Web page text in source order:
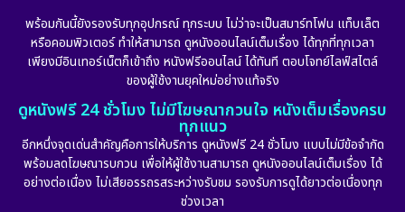
พร้อมกันนี้ยังรองรับทุกอุปกรณ์ ทุกระบบ ไม่ว่าจะเป็นสมาร์ทโฟน แท็บเล็ต
หรือคอมพิวเตอร์ ทำให้สามารถ ดูหนังออนไลน์เต็มเรื่อง ได้ทุกที่ทุกเวลา
เพียงมีอินเทอร์เน็ตก็เข้าถึง หนังฟรีออนไลน์ ได้ทันที ตอบโจทย์ไลฟ์สไตล์
ของผู้ใช้งานยุคใหม่อย่างแท้จริง
ดูหนังฟรี 24 ชั่วโมง ไม่มีโฆษณากวนใจ หนังเต็มเรื่องครบ
ทุกแนว
อีกหนึ่งจุดเด่นสำคัญคือการให้บริการ ดูหนังฟรี 24 ชั่วโมง แบบไม่มีข้อจำกัด
พร้อมลดโฆษณารบกวน เพื่อให้ผู้ใช้งานสามารถ ดูหนังออนไลน์เต็มเรื่อง ได้
อย่างต่อเนื่อง ไม่เสียอรรถรสระหว่างรับชม รองรับการดูได้ยาวต่อเนื่องทุก
ช่วงเวลา